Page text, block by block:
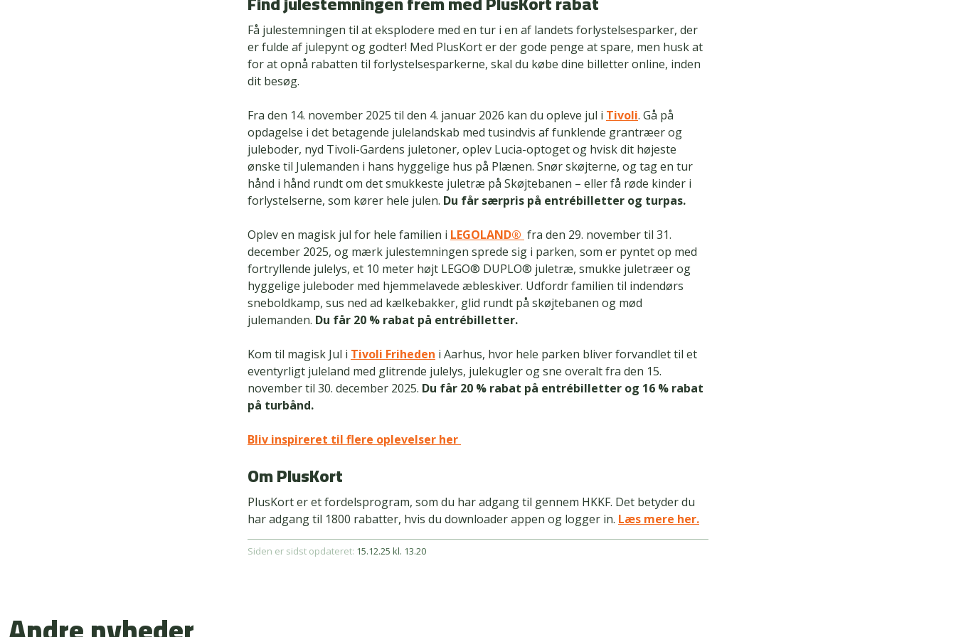
Få julestemningen til at eksplodere med en tur i en af landets forlystelsesparker, der
er fulde af julepynt og godter! Med PlusKort er der gode penge at spare, men husk at
for at opnå rabatten til forlystelsesparkerne, skal du købe dine billetter online, inden
dit besøg.
Fra den 14. november 2025 til den 4. januar 2026 kan du opleve jul i Tivoli. Gå på
opdagelse i det betagende julelandskab med tusindvis af funklende grantræer og
juleboder, nyd Tivoli-Gardens juletoner, oplev Lucia-optoget og hvisk dit højeste
ønske til Julemanden i hans hyggelige hus på Plænen. Snør skøjterne, og tag en tur
hånd i hånd rundt om det smukkeste juletræ på Skøjtebanen – eller få røde kinder i
forlystelserne, som kører hele julen. Du får særpris på entrébilletter og turpas.
Oplev en magisk jul for hele familien i LEGOLAND® fra den 29. november til 31.
december 2025, og mærk julestemningen sprede sig i parken, som er pyntet op med
fortryllende julelys, et 10 meter højt LEGO® DUPLO® juletræ, smukke juletræer og
hyggelige juleboder med hjemmelavede æbleskiver. Udfordr familien til indendørs
sneboldkamp, sus ned ad kælkebakker, glid rundt på skøjtebanen og mød
julemanden. Du får 20 % rabat på entrébilletter.
Kom til magisk Jul i Tivoli Friheden i Aarhus, hvor hele parken bliver forvandlet til et
eventyrligt juleland med glitrende julelys, julekugler og sne overalt fra den 15.
november til 30. december 2025. Du får 20 % rabat på entrébilletter og 16 % rabat
på turbånd.
Bliv inspireret til flere oplevelser her
Om PlusKort
PlusKort er et fordelsprogram, som du har adgang til gennem HKKF. Det betyder du
har adgang til 1800 rabatter, hvis du downloader appen og logger in. Læs mere her.
Siden er sidst opdateret: 15.12.25 kl. 13.20